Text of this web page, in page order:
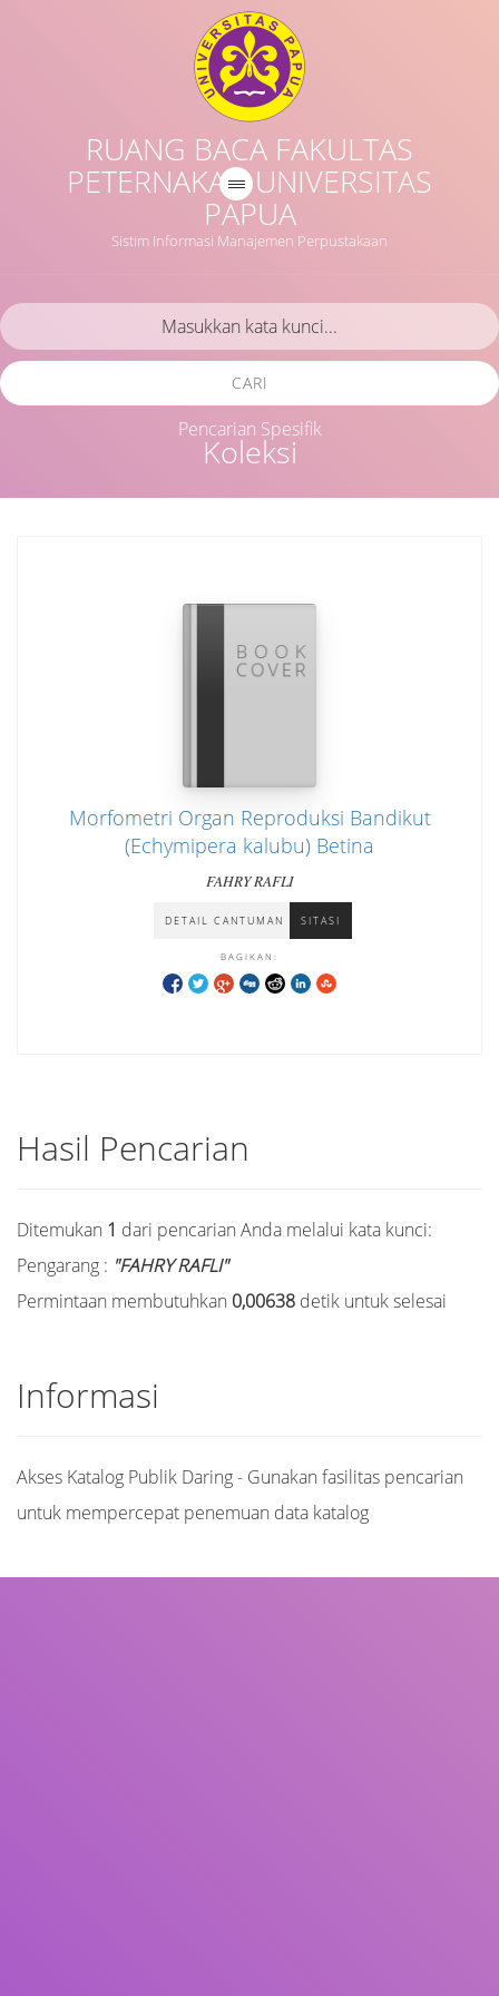
RUANG BACA FAKULTAS
PETERNAKAN UNIVERSITAS
PAPUA
Sistim Informasi Manajemen Perpustakaan
Koleksi
CARI
Pencarian Spesifik
Morfometri Organ Reproduksi Bandikut
(Echymipera kalubu) Betina
FAHRY RAFLI
DETAIL CANTUMAN SITASI
BAGIKAN:
Hasil Pencarian
Ditemukan 1 dari pencarian Anda melalui kata kunci:
Pengarang : "FAHRY RAFLI"
Permintaan membutuhkan 0,00638 detik untuk selesai
Informasi
Akses Katalog Publik Daring - Gunakan fasilitas pencarian
untuk mempercepat penemuan data katalog